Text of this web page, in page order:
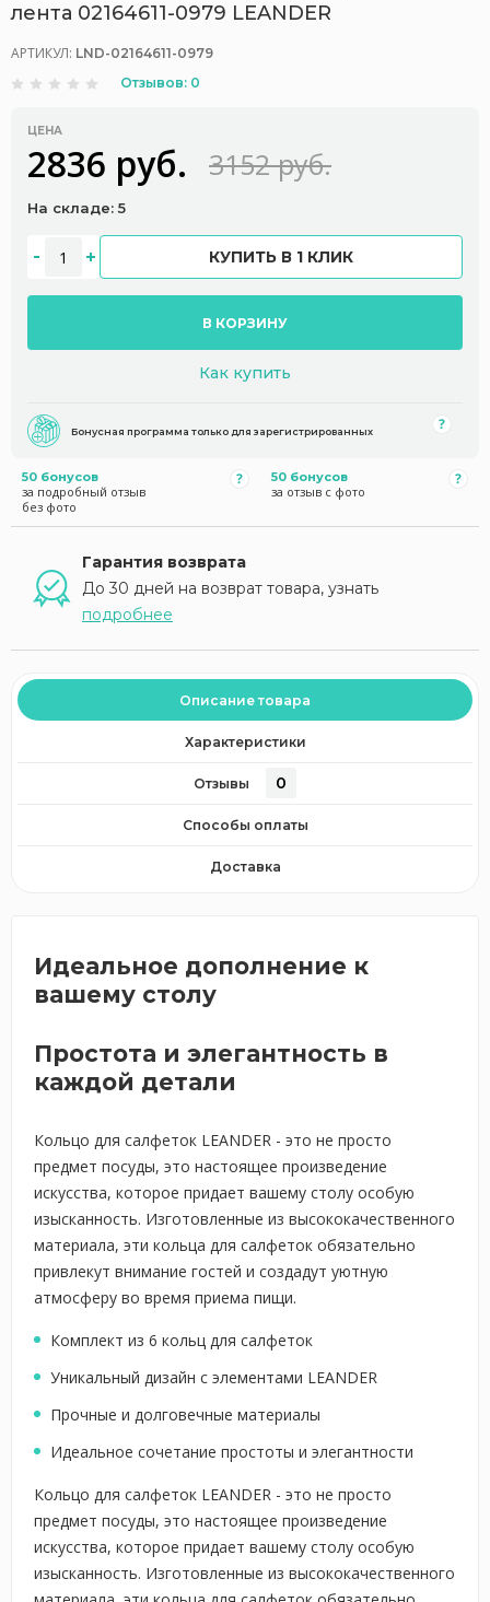
лента 02164611-0979 LEANDER
АРТИКУЛ: LND-02164611-0979
Отзывов: 0
ЦЕНА
2836 руб. 3152 руб.
На складе: 5
КУПИТЬ В 1 КЛИК
В КОРЗИНУ
Как купить
Бонусная программа только для зарегистрированных
50 бонусов
за подробный отзыв
без фото
50 бонусов
за отзыв с фото
Гарантия возврата
До 30 дней на возврат товара, узнать
подробнее
Описание товара
Характеристики
Отзывы 0
Способы оплаты
Доставка
Идеальное дополнение к
вашему столу
Простота и элегантность в
каждой детали
Кольцо для салфеток LEANDER - это не просто
предмет посуды, это настоящее произведение
искусства, которое придает вашему столу особую
изысканность. Изготовленные из высококачественного
материала, эти кольца для салфеток обязательно
привлекут внимание гостей и создадут уютную
атмосферу во время приема пищи.
Комплект из 6 кольц для салфеток
Уникальный дизайн с элементами LEANDER
Прочные и долговечные материалы
Идеальное сочетание простоты и элегантности
Кольцо для салфеток LEANDER - это не просто
предмет посуды, это настоящее произведение
искусства, которое придает вашему столу особую
изысканность. Изготовленные из высококачественного